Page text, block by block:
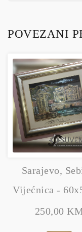
POVEZANI
Sarajevo,
Vijećnica -
250,00